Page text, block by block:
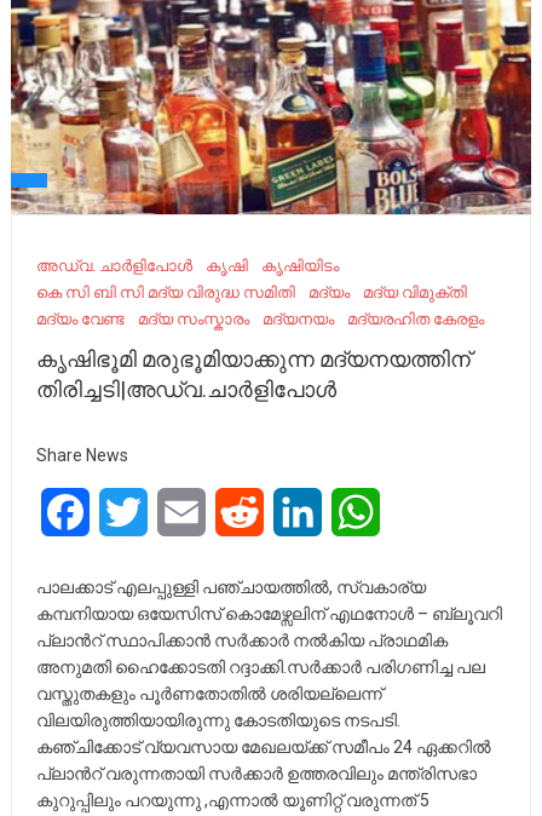
അഡ്വ. ചാര്‍ളിപോള്‍ കൃഷി
കൃഷിയിടം
കെ സി ബി സി മദ്യ വിരുദ്ധ സമിതി
മദ്യം
മദ്യ വിമുക്തി
മദ്യം വേണ്ട
മദ്യ സംസ്കാരം മദ്യനയം മദ്യരഹിത കേരളം
കൃഷിഭൂമി മരുഭൂമിയാക്കുന്ന മദ്യനയത്തിന്
തിരിച്ചടി|അഡ്വ.ചാര്‍ളിപോള്‍
Share News
FacebookTwitter Email Reddit LinkedIn
പാലക്കാട് എലപ്പുള്ളി പഞ്ചായത്തിൽ, സ്വകാര്യ
കമ്പനിയായ ഒയേസിസ് കൊമേഴ്സലിന് എഥനോൾ – ബ്ലൂവറി
പ്ലാൻറ് സ്ഥാപിക്കാൻ സർക്കാർ നൽകിയ പ്രാഥമിക
അനുമതി ഹൈക്കോടതി റദ്ദാക്കി.സർക്കാർ പരിഗണിച്ച പല
വസ്തുതകളും പൂർണതോതിൽ ശരിയല്ലെന്ന്
വിലയിരുത്തിയായിരുന്നു കോടതിയുടെ നടപടി.
കഞ്ചിക്കോട് വ്യവസായ മേഖലയ്ക്ക് സമീപം 24 ഏക്കറിൽ
പ്ലാൻറ് വരുന്നതായി സർക്കാർ ഉത്തരവിലും മന്ത്രിസഭാ
കുറുപ്പിലും പറയുന്നു ,എന്നാൽ യൂണിറ്റ് വരുന്നത് 5